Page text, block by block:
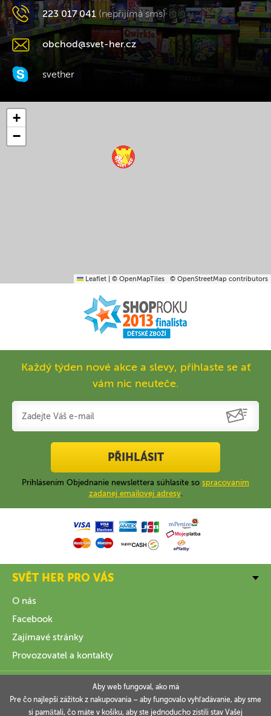
223 017 041 (nepřijímá sms)
obchod@svet-her.cz
svether
+
−
Leaflet © OpenMapTiles © OpenStreetMap contributors
Každý týden nové akce a slevy, přihlaste se ať
vám nic neuteče.
PŘIHLÁSIT
Prihlásením Objednanie newslettera súhlasíte so spracovaním
zadanej emailovej adresy.
SVĚT HER PRO VÁS
O nás
Facebook
Zajímavé stránky
Provozovatel a kontakty
Aby web fungoval, ako má
Pre čo najlepší zážitok z nakupovania – aby fungovalo vyhľadávanie, aby sme
si pamätali, čo máte v košíku, aby ste jednoducho zistili stav Vašej